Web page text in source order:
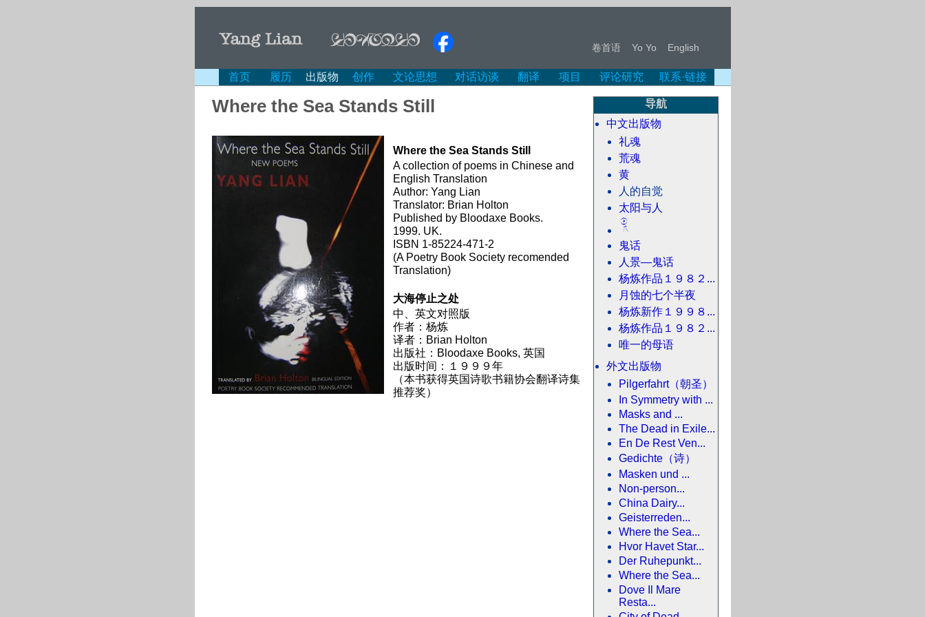
卷首语 Yo Yo English
首页 履历 出版物 创作 文论思想 对话访谈 翻译 项目 评论研究 联系·链接
导航
中文出版物
礼魂
荒魂
黄
人的自觉
太阳与人
鬼话
人景—鬼话
杨炼作品１９８２...
月蚀的七个半夜
杨炼新作１９９８...
杨炼作品１９８２...
唯一的母语
外文出版物
Pilgerfahrt（朝圣）
In Symmetry with ...
Masks and ...
The Dead in Exile...
En De Rest Ven...
Gedichte（诗）
Masken und ...
Non-person...
China Dairy...
Geisterreden...
Where the Sea...
Hvor Havet Star...
Der Ruhepunkt...
Where the Sea...
Dove Il Mare
Resta...
Where the Sea Stands Still
Where the Sea Stands Still
A collection of poems in Chinese and
English Translation
Author: Yang Lian
Translator: Brian Holton
Published by Bloodaxe Books.
1999. UK.
ISBN 1-85224-471-2
(A Poetry Book Society recomended
Translation)
大海停止之处
中、英文对照版
作者：杨炼
译者：Brian Holton
出版社：Bloodaxe Books, 英国
出版时间：１９９９年
（本书获得英国诗歌书籍协会翻译诗集
推荐奖）